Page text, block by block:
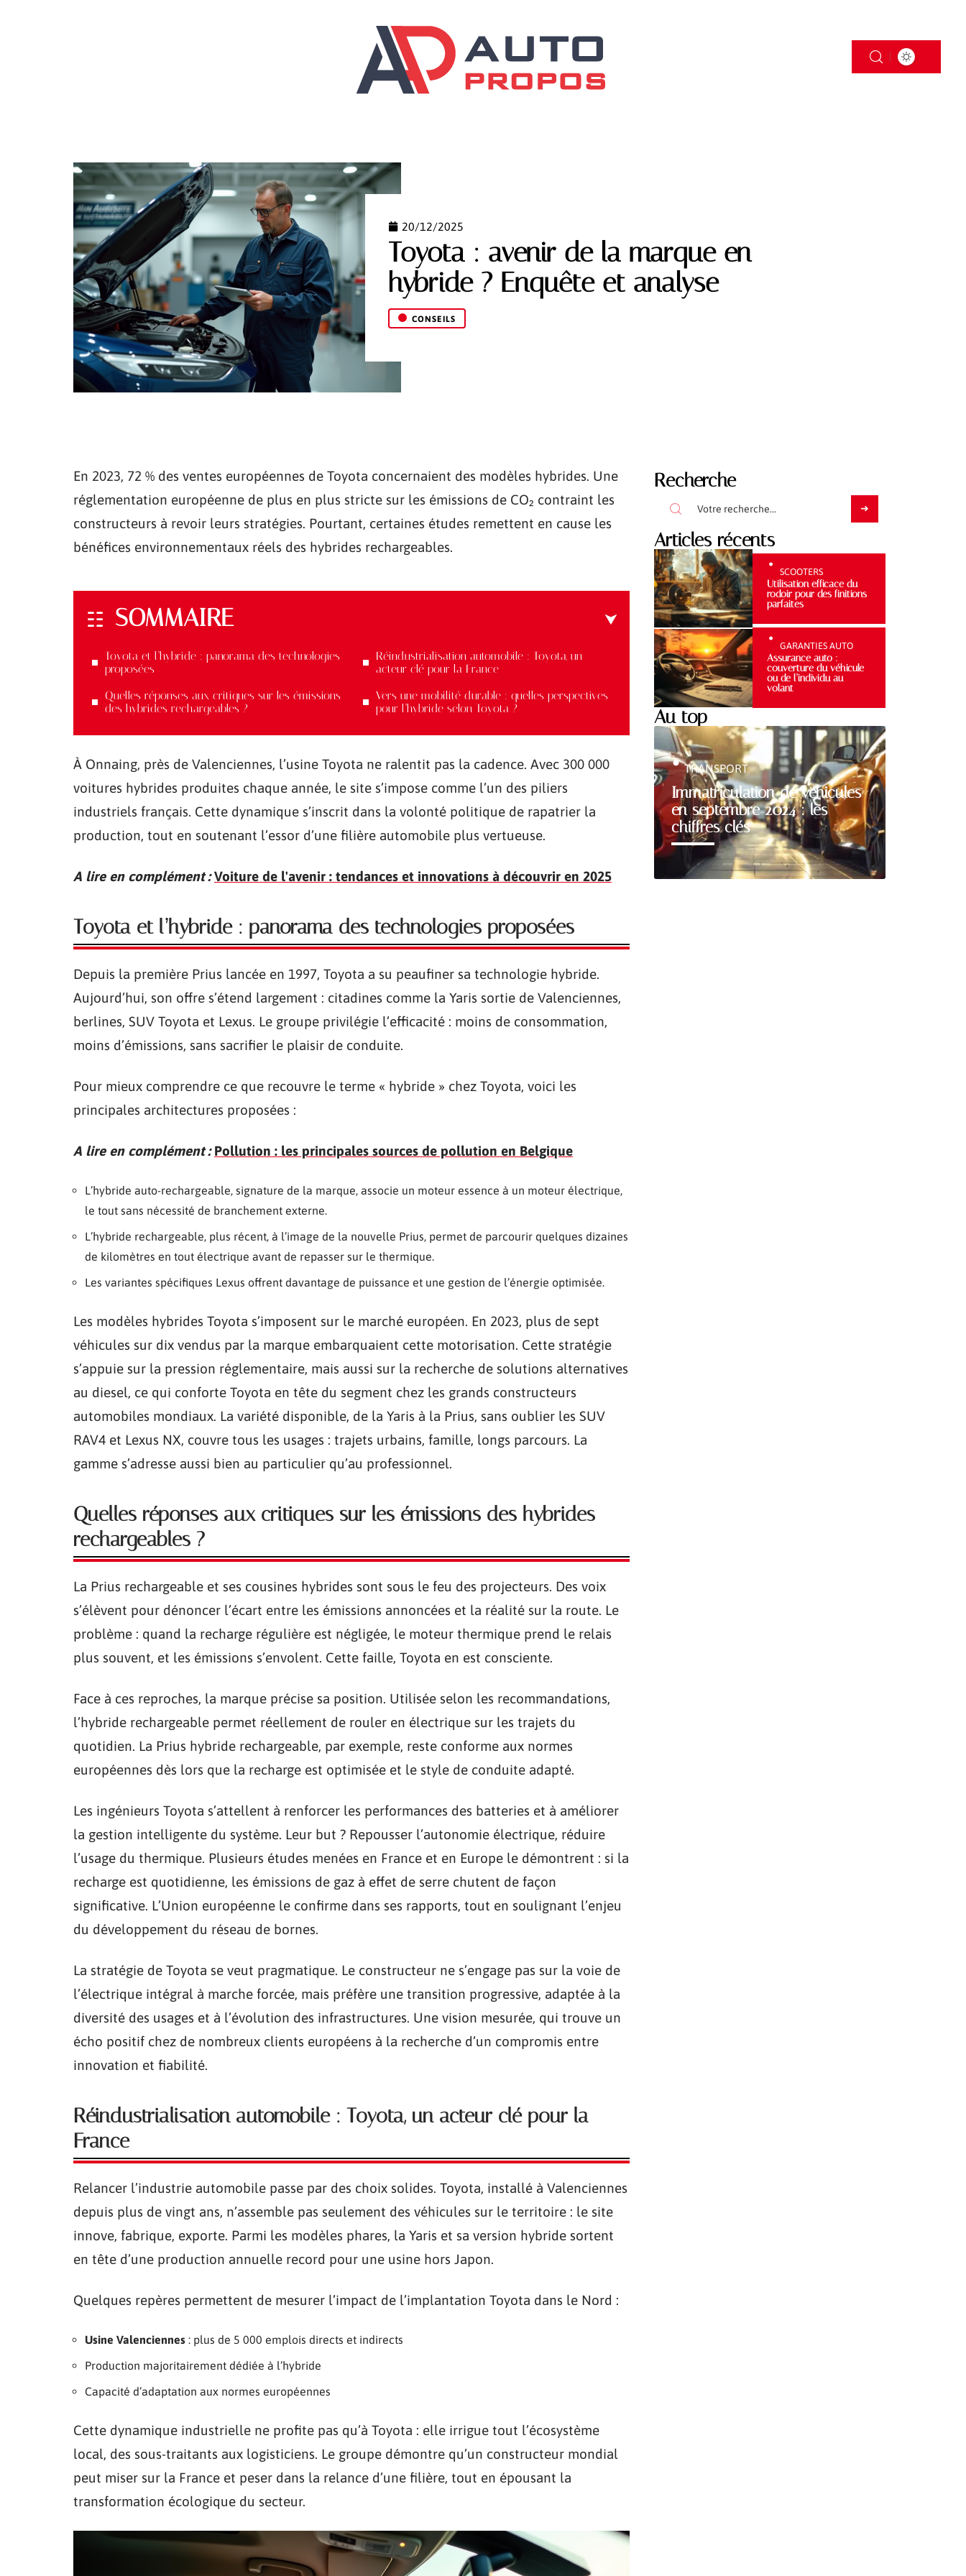
20/12/2025
Toyota : avenir de la marque en
hybride ? Enquête et analyse
CONSEILS
En 2023, 72 % des ventes européennes de Toyota concernaient des modèles hybrides. Une
réglementation européenne de plus en plus stricte sur les émissions de CO₂ contraint les
constructeurs à revoir leurs stratégies. Pourtant, certaines études remettent en cause les
bénéfices environnementaux réels des hybrides rechargeables.
SOMMAIRE
Toyota et l’hybride : panorama des technologies
proposées
Quelles réponses aux critiques sur les émissions
des hybrides rechargeables ?
Réindustrialisation automobile : Toyota, un
acteur clé pour la France
Vers une mobilité durable : quelles perspectives
pour l’hybride selon Toyota ?
À Onnaing, près de Valenciennes, l’usine Toyota ne ralentit pas la cadence. Avec 300 000
voitures hybrides produites chaque année, le site s’impose comme l’un des piliers
industriels français. Cette dynamique s’inscrit dans la volonté politique de rapatrier la
production, tout en soutenant l’essor d’une filière automobile plus vertueuse.
A lire en complément : Voiture de l'avenir : tendances et innovations à découvrir en 2025
Toyota et l’hybride : panorama des technologies proposées
Depuis la première Prius lancée en 1997, Toyota a su peaufiner sa technologie hybride.
Aujourd’hui, son offre s’étend largement : citadines comme la Yaris sortie de Valenciennes,
berlines, SUV Toyota et Lexus. Le groupe privilégie l’efficacité : moins de consommation,
moins d’émissions, sans sacrifier le plaisir de conduite.
Pour mieux comprendre ce que recouvre le terme « hybride » chez Toyota, voici les
principales architectures proposées :
A lire en complément : Pollution : les principales sources de pollution en Belgique
L’hybride auto-rechargeable, signature de la marque, associe un moteur essence à un moteur électrique,
le tout sans nécessité de branchement externe.
L’hybride rechargeable, plus récent, à l’image de la nouvelle Prius, permet de parcourir quelques dizaines
de kilomètres en tout électrique avant de repasser sur le thermique.
Les variantes spécifiques Lexus offrent davantage de puissance et une gestion de l’énergie optimisée.
Les modèles hybrides Toyota s’imposent sur le marché européen. En 2023, plus de sept
véhicules sur dix vendus par la marque embarquaient cette motorisation. Cette stratégie
s’appuie sur la pression réglementaire, mais aussi sur la recherche de solutions alternatives
au diesel, ce qui conforte Toyota en tête du segment chez les grands constructeurs
automobiles mondiaux. La variété disponible, de la Yaris à la Prius, sans oublier les SUV
RAV4 et Lexus NX, couvre tous les usages : trajets urbains, famille, longs parcours. La
gamme s’adresse aussi bien au particulier qu’au professionnel.
Quelles réponses aux critiques sur les émissions des hybrides
rechargeables ?
La Prius rechargeable et ses cousines hybrides sont sous le feu des projecteurs. Des voix
s’élèvent pour dénoncer l’écart entre les émissions annoncées et la réalité sur la route. Le
problème : quand la recharge régulière est négligée, le moteur thermique prend le relais
plus souvent, et les émissions s’envolent. Cette faille, Toyota en est consciente.
Face à ces reproches, la marque précise sa position. Utilisée selon les recommandations,
l’hybride rechargeable permet réellement de rouler en électrique sur les trajets du
quotidien. La Prius hybride rechargeable, par exemple, reste conforme aux normes
européennes dès lors que la recharge est optimisée et le style de conduite adapté.
Les ingénieurs Toyota s’attellent à renforcer les performances des batteries et à améliorer
la gestion intelligente du système. Leur but ? Repousser l’autonomie électrique, réduire
l’usage du thermique. Plusieurs études menées en France et en Europe le démontrent : si la
recharge est quotidienne, les émissions de gaz à effet de serre chutent de façon
significative. L’Union européenne le confirme dans ses rapports, tout en soulignant l’enjeu
du développement du réseau de bornes.
La stratégie de Toyota se veut pragmatique. Le constructeur ne s’engage pas sur la voie de
l’électrique intégral à marche forcée, mais préfère une transition progressive, adaptée à la
diversité des usages et à l’évolution des infrastructures. Une vision mesurée, qui trouve un
écho positif chez de nombreux clients européens à la recherche d’un compromis entre
innovation et fiabilité.
Réindustrialisation automobile : Toyota, un acteur clé pour la
France
Relancer l’industrie automobile passe par des choix solides. Toyota, installé à Valenciennes
depuis plus de vingt ans, n’assemble pas seulement des véhicules sur le territoire : le site
innove, fabrique, exporte. Parmi les modèles phares, la Yaris et sa version hybride sortent
en tête d’une production annuelle record pour une usine hors Japon.
Quelques repères permettent de mesurer l’impact de l’implantation Toyota dans le Nord :
Usine Valenciennes : plus de 5 000 emplois directs et indirects
Production majoritairement dédiée à l’hybride
Capacité d’adaptation aux normes européennes
Cette dynamique industrielle ne profite pas qu’à Toyota : elle irrigue tout l’écosystème
local, des sous-traitants aux logisticiens. Le groupe démontre qu’un constructeur mondial
peut miser sur la France et peser dans la relance d’une filière, tout en épousant la
transformation écologique du secteur.
Recherche
Articles récents
SCOOTERS
Utilisation efficace du
rodoir pour des finitions
parfaites
GARANTIES AUTO
Assurance auto :
couverture du véhicule
ou de l’individu au
volant
Au top
Immatriculation de véhicules
en septembre 2024 : les
chiffres clés
TRANSPORT